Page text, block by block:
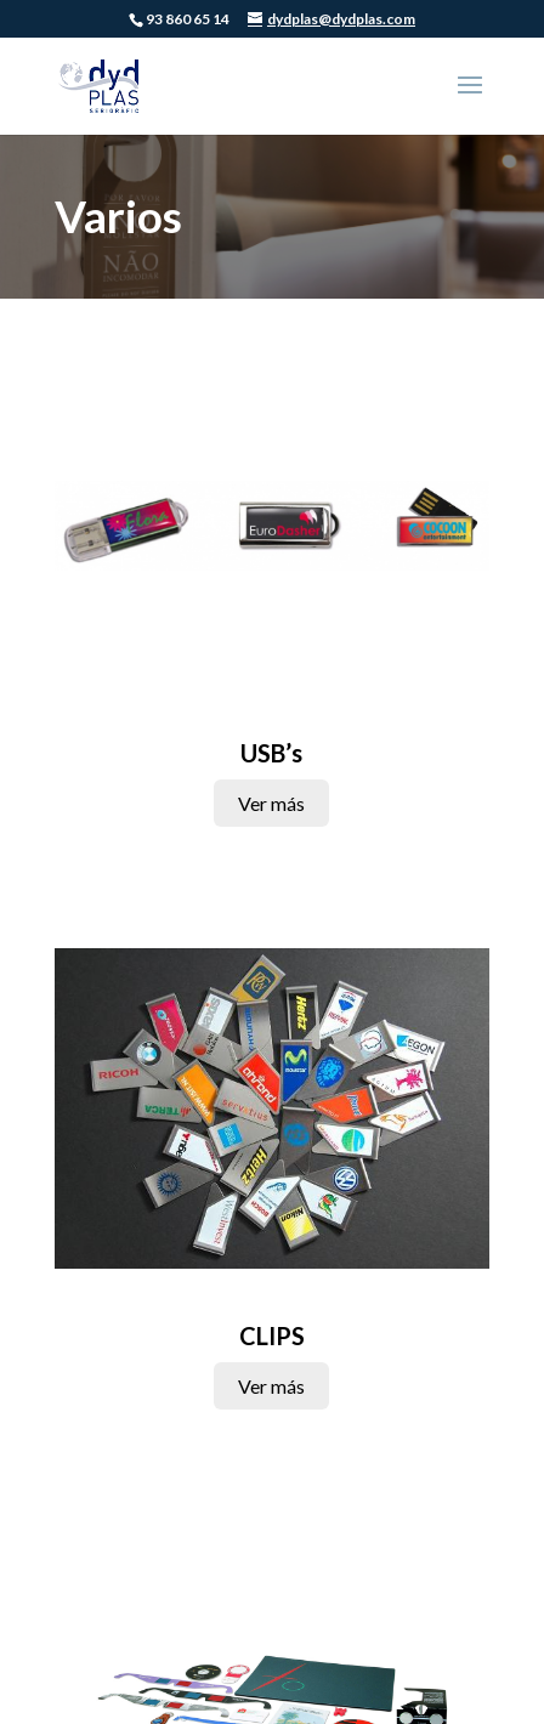
93 860 65 14 dydplas@dydplas.com
Varios
USB’s
Ver más
CLIPS
Ver más